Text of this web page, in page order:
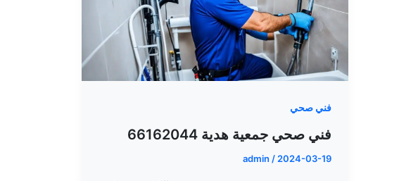
فني صحي
فني صحي جمعية هدية 66162044
admin / 2024-03-19